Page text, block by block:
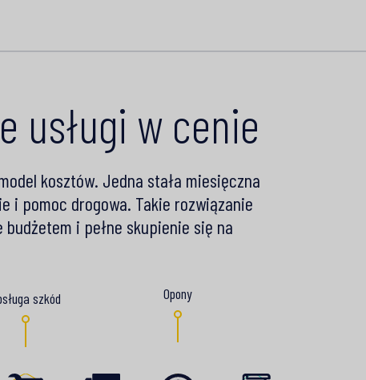
usługi w cenie
kosztów. Jedna stała miesięczna
i pomoc drogowa. Takie rozwiązanie
i pełne skupienie się na
szkód Opony